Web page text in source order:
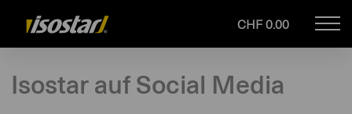
isostar.ch
CHF 0.00
Isostar auf Social Media